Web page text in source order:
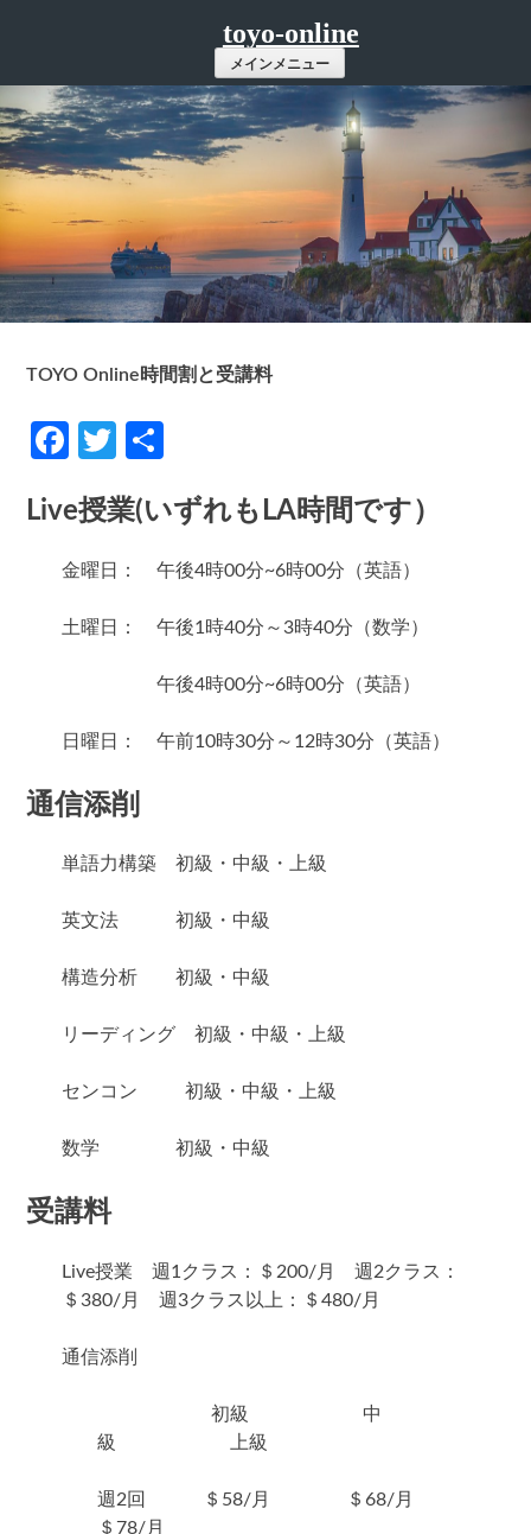
ツ
へ
ス
キ
ッ
プ
toyo-online
メインメニュー
TOYO Online時間割と受講料
Facebook
Twitter
Live授業(いずれもLA時間です）
金曜日： 午後4時00分~6時00分（英語）
土曜日： 午後1時40分～3時40分（数学）
午後4時00分~6時00分（英語）
日曜日： 午前10時30分～12時30分（英語）
通信添削
単語力構築 初級・中級・上級
英文法 初級・中級
構造分析 初級・中級
リーディング 初級・中級・上級
センコン 初級・中級・上級
数学 初級・中級
受講料
Live授業 週1クラス：＄200/月 週2クラス：
＄380/月 週3クラス以上：＄480/月
通信添削
初級 中
級 上級
週2回 ＄58/月 ＄68/月
＄78/月